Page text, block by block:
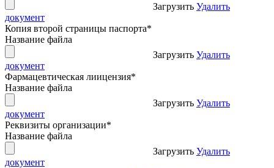
Загрузить Удалить
документ
Копия второй страницы паспорта*
Название файла
Загрузить Удалить
документ
Фармацевтическая лиицензия*
Название файла
Загрузить Удалить
документ
Реквизиты организации*
Название файла
Загрузить Удалить
документ